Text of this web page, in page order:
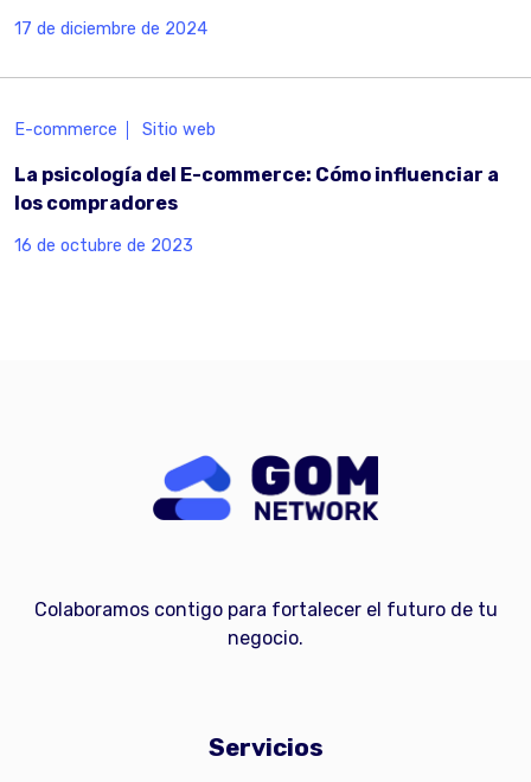
17 de diciembre de 2024
E-commerce Sitio web
La psicología del E-commerce: Cómo influenciar a
los compradores
16 de octubre de 2023
Colaboramos contigo para fortalecer el futuro de tu
negocio.
Servicios